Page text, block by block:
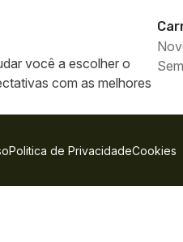
você a escolher o
com as melhores
Politica de PrivacidadeCookies